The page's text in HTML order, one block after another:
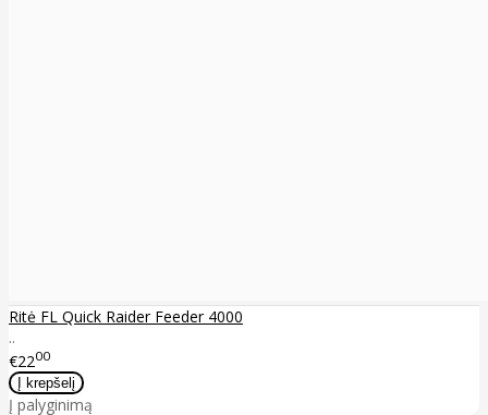
Ritė FL Quick Raider Feeder 4000
..
€2200
Į palyginimą